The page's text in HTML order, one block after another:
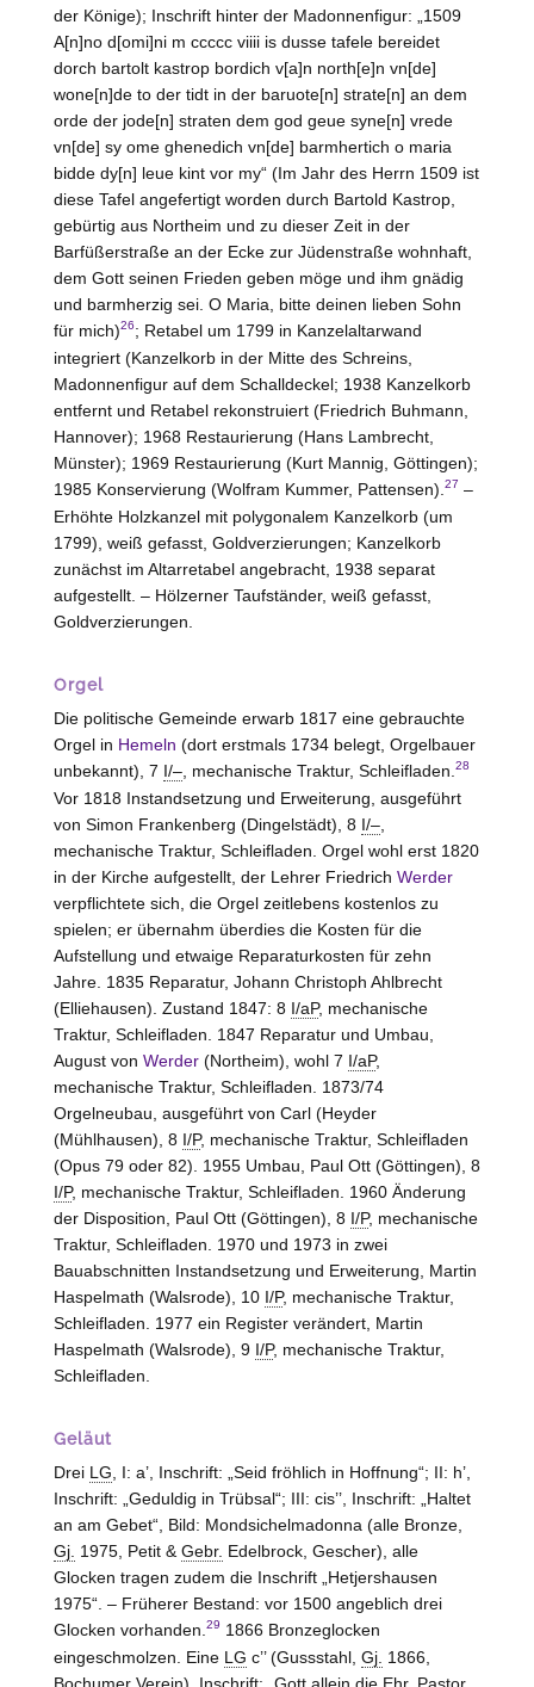
der Könige); Inschrift hinter der Madonnenfigur: „1509
A[n]no d[omi]ni m ccccc viiii is dusse tafele bereidet
dorch bartolt kastrop bordich v[a]n north[e]n vn[de]
wone[n]de to der tidt in der baruote[n] strate[n] an dem
orde der jode[n] straten dem god geue syne[n] vrede
vn[de] sy ome ghenedich vn[de] barmhertich o maria
bidde dy[n] leue kint vor my“ (Im Jahr des Herrn 1509 ist
diese Tafel angefertigt worden durch Bartold Kastrop,
gebürtig aus Northeim und zu dieser Zeit in der
Barfüßerstraße an der Ecke zur Jüdenstraße wohnhaft,
dem Gott seinen Frieden geben möge und ihm gnädig
und barmherzig sei. O Maria, bitte deinen lieben Sohn
für mich)26; Retabel um 1799 in Kanzelaltarwand
integriert (Kanzelkorb in der Mitte des Schreins,
Madonnenfigur auf dem Schalldeckel; 1938 Kanzelkorb
entfernt und Retabel rekonstruiert (Friedrich Buhmann,
Hannover); 1968 Restaurierung (Hans Lambrecht,
Münster); 1969 Restaurierung (Kurt Mannig, Göttingen);
1985 Konservierung (Wolfram Kummer, Pattensen). 27 –
Erhöhte Holzkanzel mit polygonalem Kanzelkorb (um
1799), weiß gefasst, Goldverzierungen; Kanzelkorb
zunächst im Altarretabel angebracht, 1938 separat
aufgestellt. – Hölzerner Taufständer, weiß gefasst,
Goldverzierungen.
Orgel
Die politische Gemeinde erwarb 1817 eine gebrauchte
Orgel in Hemeln (dort erstmals 1734 belegt, Orgelbauer
unbekannt), 7 I/–, mechanische Traktur, Schleifladen. 28
Vor 1818 Instandsetzung und Erweiterung, ausgeführt
von Simon Frankenberg (Dingelstädt), 8 I/–,
mechanische Traktur, Schleifladen. Orgel wohl erst 1820
in der Kirche aufgestellt, der Lehrer Friedrich Werder
verpflichtete sich, die Orgel zeitlebens kostenlos zu
spielen; er übernahm überdies die Kosten für die
Aufstellung und etwaige Reparaturkosten für zehn
Jahre. 1835 Reparatur, Johann Christoph Ahlbrecht
(Elliehausen). Zustand 1847: 8 I/aP, mechanische
Traktur, Schleifladen. 1847 Reparatur und Umbau,
August von Werder(Northeim), wohl 7 I/aP,
mechanische Traktur, Schleifladen. 1873/74
Orgelneubau, ausgeführt von Carl (Heyder
(Mühlhausen), 8 I/P, mechanische Traktur, Schleifladen
(Opus 79 oder 82). 1955 Umbau, Paul Ott (Göttingen), 8
I/P, mechanische Traktur, Schleifladen. 1960 Änderung
der Disposition, Paul Ott (Göttingen), 8 I/P, mechanische
Traktur, Schleifladen. 1970 und 1973 in zwei
Bauabschnitten Instandsetzung und Erweiterung, Martin
Haspelmath (Walsrode), 10 I/P, mechanische Traktur,
Schleifladen. 1977 ein Register verändert, Martin
Haspelmath (Walsrode), 9 I/P, mechanische Traktur,
Schleifladen.
Geläut
Drei LG , I: a’, Inschrift: „Seid fröhlich in Hoffnung“; II: h’,
Inschrift: „Geduldig in Trübsal“; III: cis’’, Inschrift: „Haltet
an am Gebet“, Bild: Mondsichelmadonna (alle Bronze,
Gj. 1975, Petit & Gebr. Edelbrock, Gescher), alle
Glocken tragen zudem die Inschrift „Hetjershausen
1975“. – Früherer Bestand: vor 1500 angeblich drei
Glocken vorhanden. 29 1866 Bronzeglocken
eingeschmolzen. Eine LG c’’ (Gussstahl, Gj. 1866,
Bochumer Verein), Inschrift: „Gott allein die Ehr. Pastor